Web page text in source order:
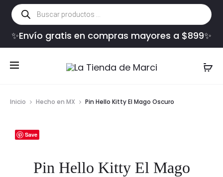
Búsqueda
de
productos
✨Envío gratis en compras mayores a $899✨
Inicio Hecho en MX Pin Hello Kitty El Mago Oscuro
Save
Pin Hello Kitty El Mago